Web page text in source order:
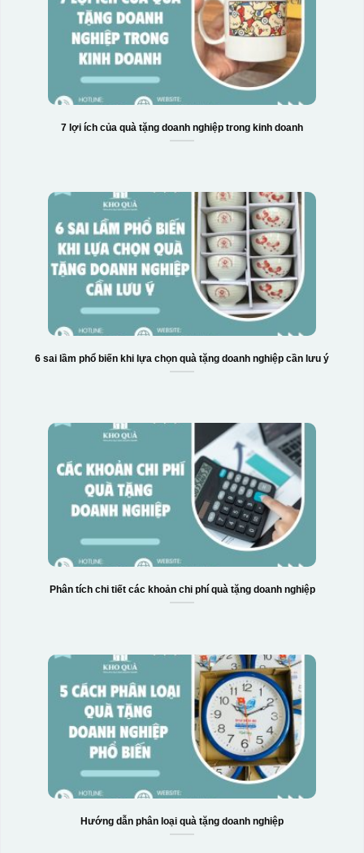
7 lợi ích của quà tặng doanh nghiệp trong kinh doanh
6 sai lầm phổ biến khi lựa chọn quà tặng doanh nghiệp cần lưu ý
Phân tích chi tiết các khoản chi phí quà tặng doanh nghiệp
Hướng dẫn phân loại quà tặng doanh nghiệp